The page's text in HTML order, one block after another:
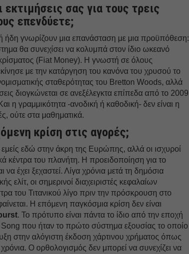
εκτιμήσεις σας για τους τρεις
επενδύετε;
ήδη γνωρίζουν μια επανάσταση με μια προϋπόθεση:
θα συνεχίσει να κολυμπά στον ίδιο ωκεανό
(Fiat Money). Η γνωστή σε όλους
με την κατάργηση του κανόνα του χρυσού το
σταθερότητας του Bretton Woods, αλλά
διογκώνεται σε ανεξέλεγκτα επίπεδα από το 2009
η γραμμικότητα -ανοδική ή καθοδική- δεν είναι η
ούτε στα μαθηματικά.
κρίση στις αγορές;
εμείς εδώ στην άκρη της Ευρώπης, αλλά οι ισχυροί
κέντρα του πλανήτη. Η προειδοποίηση για το
να έχει ξεχαστεί. Λίγα χρόνια μετά τη δημόσια
ελίτ, οι σημερινοί διαχειριστές κεφαλαίων
του Τιτανικού λίγο πριν την πρόσκρουση στο
Η επόμενη παγκόσμια κρίση δεν είναι
. Το πρότυπο είναι πάντα το ίδιο από την εποχή
Song που ήταν το πρώτο σύστημα εξουσίας το οποίο
στην αλόγιστη έκδοση χάρτινου χρήματος όπως
χρόνια. Ο ορθολογισμός δεν μπορεί να συνεχίζει να